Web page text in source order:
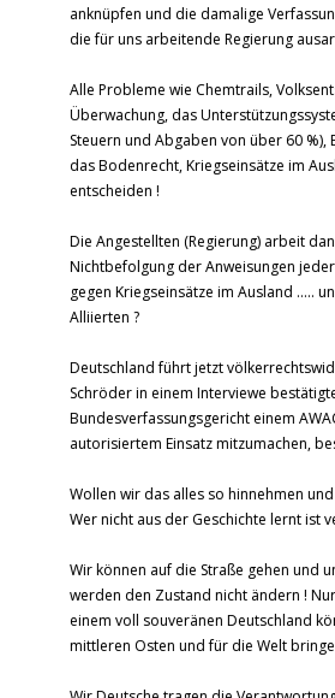
anknüpfen und die damalige
die für uns arbeitende Regierung
Alle Probleme wie Chemtrails,
Überwachung, das
Steuern und Abgaben von über 60
das Bodenrecht, Kriegseinsätze im
entscheiden !
Die Angestellten (Regierung) arbeit
Nichtbefolgung der Anweisungen
gegen Kriegseinsätze im Ausland …..
Alliierten ?
Deutschland führt jetzt
Schröder in einem Interviewe
Bundesverfassungsgericht einem
autorisiertem Einsatz mitzumachen,
Wollen wir das alles so hinnehmen
Wer nicht aus der Geschichte lernt ist
Wir können auf die Straße gehen und
werden den Zustand nicht ändern !
einem voll souveränen Deutschland
mittleren Osten und für die Welt